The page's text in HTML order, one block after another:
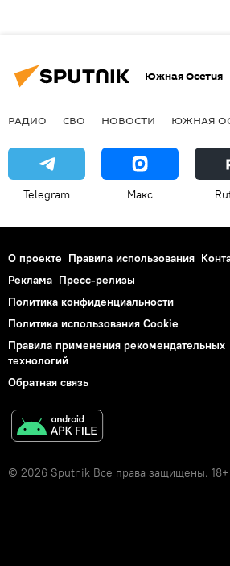
Южная Осетия
РАДИО СВО НОВОСТИ ЮЖНАЯ
Telegram Макс
О проекте Правила использования
Реклама Пресс-релизы
Политика конфиденциальности
Политика использования Cookie
Правила применения рекомендательных
технологий
Обратная связь
© 2026 Sputnik Все права защищены. 18+